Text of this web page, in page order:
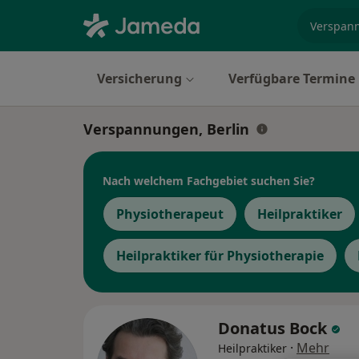
Versicherung Verfügbare Termine
Verspannungen, Berlin
Nach welchem Fachgebiet suchen Sie?
Physiotherapeut Heilpraktiker
Heilpraktiker für Physiotherapie
Donatus Bock
Heilpraktiker · Mehr